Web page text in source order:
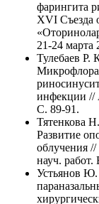
фарингита
XVI Съезда
21-24 марта
Тулебаев
Микрофлора
инфекции //
C. 89-91.
Тятенкова
Развитие
облучения
науч.
Устьянов Ю.